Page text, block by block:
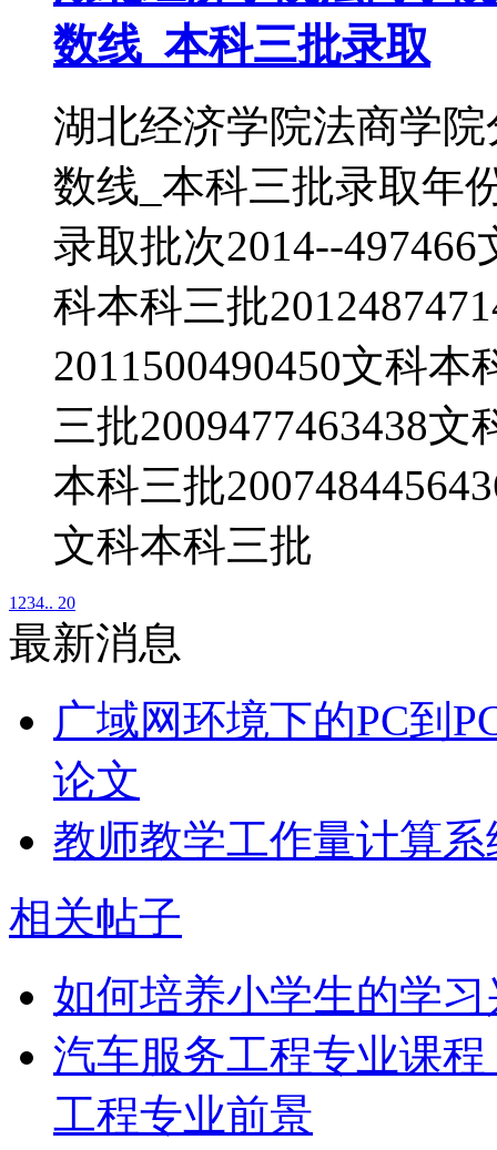
数线_本科三批录取
湖北经济学院法商学
数线_本科三批录取年
录取批次2014--497466
科本科三批
2011500490450文科本
三批2009477463438文
本科三批
文科本科三批
1 234.. 20
最新消息
广域网环境下的PC到
论文
教师教学工作量计算
相关帖子
如何培养小学生的学
汽车服务工程专业课
工程专业前景